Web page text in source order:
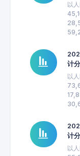
以
计
以
计
以